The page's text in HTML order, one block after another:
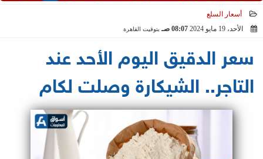
أسعار السلع
الأحد، 19 مايو 2024
08:07 صـ بتوقيت القاهرة
سعر الدقيق اليوم الأحد عند
التاجر.. الشيكارة وصلت لكام